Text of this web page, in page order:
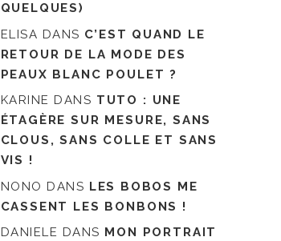
QUELQUES)
ELISA DANS C’EST QUAND LE
RETOUR DE LA MODE DES
PEAUX BLANC POULET ?
KARINE DANS TUTO : UNE
ÉTAGÈRE SUR MESURE, SANS
CLOUS, SANS COLLE ET SANS
VIS !
NONO DANS LES BOBOS ME
CASSENT LES BONBONS !
DANIELE DANS MON PORTRAIT